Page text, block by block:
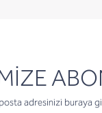
adresinizi buraya
newsletter